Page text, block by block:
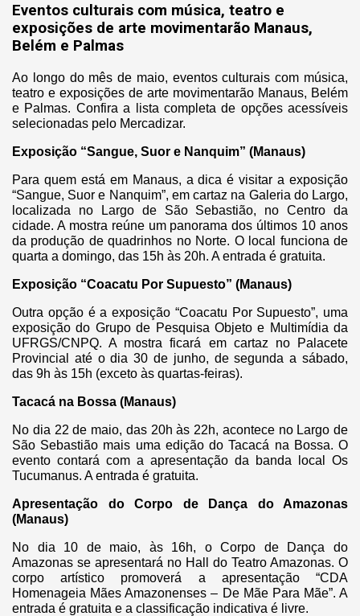
Eventos culturais com música, teatro e
exposições de arte movimentarão Manaus,
Belém e Palmas
Ao longo do mês de maio, eventos culturais com música,
teatro e exposições de arte movimentarão Manaus, Belém
e Palmas. Confira a lista completa de opções acessíveis
selecionadas pelo Mercadizar.
Exposição “Sangue, Suor e Nanquim” (Manaus)
Para quem está em Manaus, a dica é visitar a exposição
“Sangue, Suor e Nanquim”, em cartaz na Galeria do Largo,
localizada no Largo de São Sebastião, no Centro da
cidade. A mostra reúne um panorama dos últimos 10 anos
da produção de quadrinhos no Norte. O local funciona de
quarta a domingo, das 15h às 20h. A entrada é gratuita.
Exposição “Coacatu Por Supuesto” (Manaus)
Outra opção é a exposição “Coacatu Por Supuesto”, uma
exposição do Grupo de Pesquisa Objeto e Multimídia da
UFRGS/CNPQ. A mostra ficará em cartaz no Palacete
Provincial até o dia 30 de junho, de segunda a sábado,
das 9h às 15h (exceto às quartas-feiras).
Tacacá na Bossa (Manaus)
No dia 22 de maio, das 20h às 22h, acontece no Largo de
São Sebastião mais uma edição do Tacacá na Bossa. O
evento contará com a apresentação da banda local Os
Tucumanus. A entrada é gratuita.
Apresentação do Corpo de Dança do Amazonas
(Manaus)
No dia 10 de maio, às 16h, o Corpo de Dança do
Amazonas se apresentará no Hall do Teatro Amazonas. O
corpo artístico promoverá a apresentação “CDA
Homenageia Mães Amazonenses – De Mãe Para Mãe”. A
entrada é gratuita e a classificação indicativa é livre.